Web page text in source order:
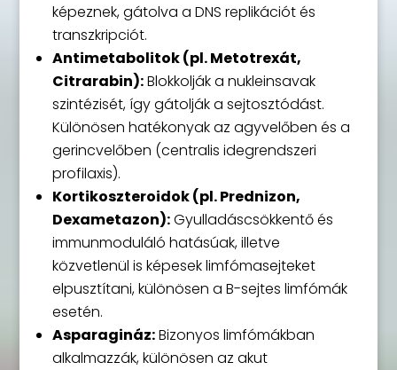
képeznek, gátolva a DNS replikációt és
transzkripciót.
Antimetabolitok (pl. Metotrexát,
Citrarabin):Blokkolják a nukleinsavak
szintézisét, így gátolják a sejtosztódást.
Különösen hatékonyak az agyvelőben és a
gerincvelőben (centralis idegrendszeri
profilaxis).
Kortikoszteroidok (pl. Prednizon,
Dexametazon):Gyulladáscsökkentő és
immunmoduláló hatásúak, illetve
közvetlenül is képesek limfómasejteket
elpusztítani, különösen a B-sejtes limfómák
esetén.
Asparagináz:Bizonyos limfómákban
alkalmazzák, különösen az akut